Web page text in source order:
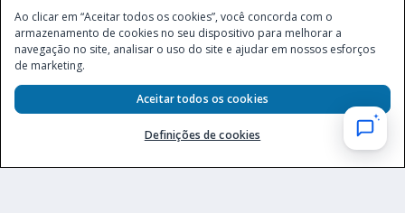
Este site é operado pela Ventmear Brasil LTDA (CNPJ 52.868.380/0001-84), com
endereço na Avenida Brigadeiro Faria Lima, nº 4.055, 3º andar, Itaim Bibi, no
Município de São Paulo, Estado de São Paulo, CEP 04538-133, Brasil - empresa
autorizada a operar apostas de quota fixa em todo território nacional pela
Secretaria de Prêmios e Apostas do Ministério da Fazenda, conforme Portaria nº
247, de 07.02.2025, publicada no DOU em 11.2.2025.
Ao clicar em “Aceitar todos os cookies”, você concorda com o
armazenamento de cookies no seu dispositivo para melhorar a
navegação no site, analisar o uso do site e ajudar em nossos esforços
de marketing.
Definições de cookies
Aceitar todos os cookies